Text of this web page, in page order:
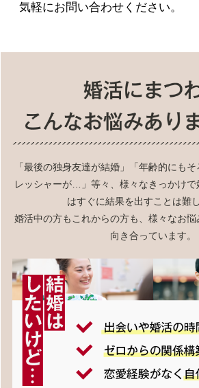
気軽にお問い合わせください。
「最後の独身友達が結婚」「年齢的にも
レッシャーが…」等々、様々なきっかけで
はすぐに結果を出すことは難
婚活中の方もこれからの方も、様々なお
向き合っています。